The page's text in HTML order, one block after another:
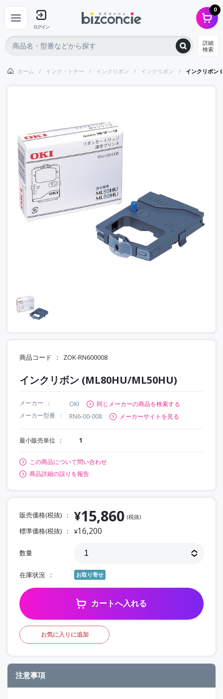
ログイン
0
詳細
検索
ホーム インク・トナー インクリボン インクリボン インクリボン
商品コード ZOK-RN600008
インクリボン (ML80HU/ML50HU)
メーカー OKI
同じメーカーの商品を検索する
メーカー型番
RN6-00-008 メーカーサイトを見る
最小販売単位 1
この商品について問い合わせ
商品詳細の誤りを報告
販売価格(税抜) ¥15,860 (税抜)
標準価格(税抜) ¥16,200
数量
在庫状況 お取り寄せ
カートへ入れる
お気に入りに追加
注意事項